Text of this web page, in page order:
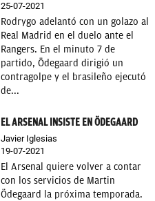
25-07-2021
Rodrygo adelantó con un golazo al
Real Madrid en el duelo ante el
Rangers. En el minuto 7 de
partido, Ödegaard dirigió un
contragolpe y el brasileño ejecutó
de...
EL ARSENAL INSISTE EN ÖDEGAARD
Javier Iglesias
19-07-2021
El Arsenal quiere volver a contar
con los servicios de Martin
Ödegaard la próxima temporada.